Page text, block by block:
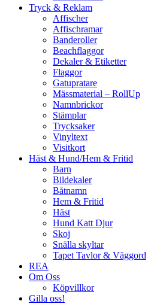
Tryck & Reklam
Affischer
Affischramar
Banderoller
Beachflaggor
Dekaler & Etiketter
Flaggor
Gatupratare
Mässmaterial – RollUp
Namnbrickor
Stämplar
Trycksaker
Vinyltext
Visitkort
Häst & Hund/Hem & Fritid
Barn
Bildekaler
Båtnamn
Hem & Fritid
Häst
Hund Katt Djur
Skoj
Snälla skyltar
Tapet Tavlor & Väggord
REA
Om Oss
Köpvillkor
Gilla oss!